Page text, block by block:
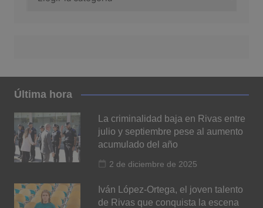
Última hora
La criminalidad baja en Rivas entre
julio y septiembre pese al aumento
acumulado del año
2 de diciembre de 2025
Iván López-Ortega, el joven talento
de Rivas que conquista la escena